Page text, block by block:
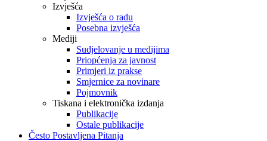
Izvješća
Izvješća o radu
Posebna izvješća
Mediji
Sudjelovanje u medijima
Priopćenja za javnost
Primjeri iz prakse
Smjernice za novinare
Pojmovnik
Tiskana i elektronička izdanja
Publikacije
Ostale publikacije
Često Postavljena Pitanja